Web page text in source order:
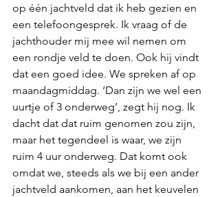
op één jachtveld dat ik heb gezien en
een telefoongesprek. Ik vraag of de
jachthouder mij mee wil nemen om
een rondje veld te doen. Ook hij vindt
dat een goed idee. We spreken af op
maandagmiddag. ‘Dan zijn we wel een
uurtje of 3 onderweg’, zegt hij nog. Ik
dacht dat dat ruim genomen zou zijn,
maar het tegendeel is waar, we zijn
ruim 4 uur onderweg. Dat komt ook
omdat we, steeds als we bij een ander
jachtveld aankomen, aan het keuvelen